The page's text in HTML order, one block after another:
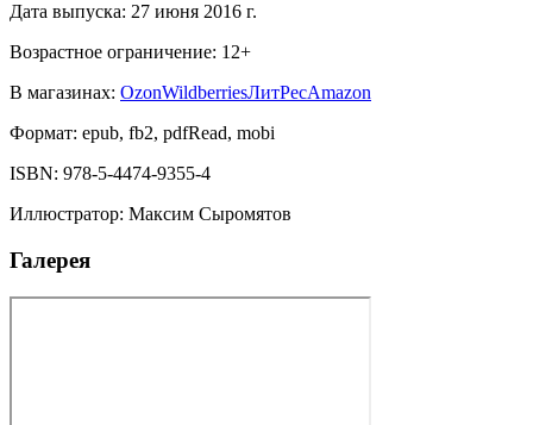
Дата выпуска: 27 июня 2016 г.
Возрастное ограничение: 12+
В магазинах: OzonWildberriesЛитРесAmazon
Формат: epub, fb2, pdfRead, mobi
ISBN: 978-5-4474-9355-4
Иллюстратор: Максим Сыромятов
Галерея